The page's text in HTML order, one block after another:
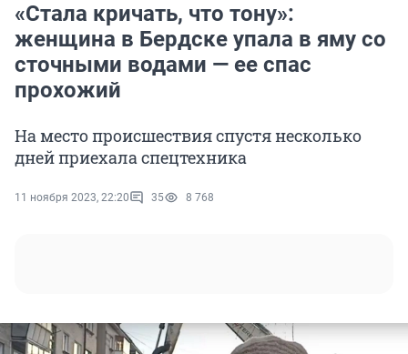
«Стала кричать, что тону»:
женщина в Бердске упала в яму со
сточными водами — ее спас
прохожий
На место происшествия спустя несколько
дней приехала спецтехника
11 ноября 2023, 22:20 35 8 768